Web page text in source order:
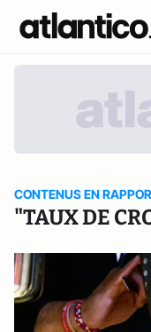
CONTENUS EN
"TAUX DE